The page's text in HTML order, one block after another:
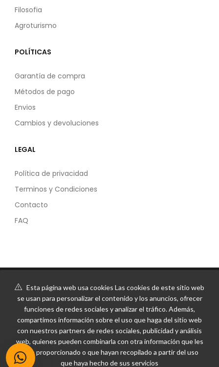
Filosofia
Agroturismo
POLÍTICAS
Garantía de compra
Métodos de pago
Envios
Cambios y devoluciones
LEGAL
Política de privacidad
Terminos y Condiciones
Contacto
FAQ
Esta página web usa cookies Las cookies de este sitio web
se usan para personalizar el contenido y los anuncios, ofrecer
funciones de redes sociales y analizar el tráfico. Además,
compartimos información sobre el uso que haga del sitio web
con nuestros partners de redes sociales, publicidad y análisis
web, quienes pueden combinarla con otra información que les
haya proporcionado o que hayan recopilado a partir del uso
que haya hecho de sus servicios